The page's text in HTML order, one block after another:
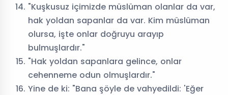
"Kuşkusuz içimizde müslüman olanlar da var,
hak yoldan sapanlar da var. Kim müslüman
olursa, işte onlar doğruyu arayıp
bulmuşlardır."
"Hak yoldan sapanlara gelince, onlar
cehenneme odun olmuşlardır."
Yine de ki: "Bana şöyle de vahyedildi: 'Eğer